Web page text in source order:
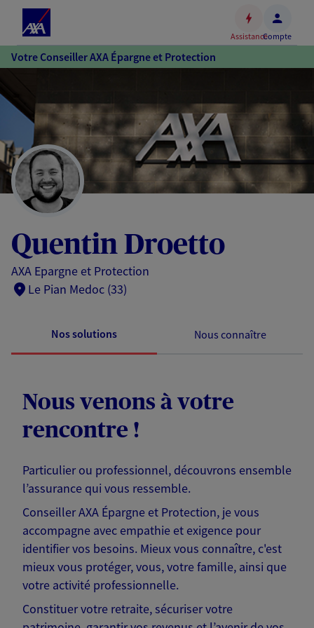
Accéder
au
Accéder
au
pied
de
page
AssistanceCompte
Votre Conseiller AXA Épargne et Protection
Quentin Droetto
AXA Epargne et Protection
Le Pian Medoc (33)
Nos solutions Nous connaître
Nous venons à votre
rencontre !
Particulier ou professionnel, découvrons ensemble
l’assurance qui vous ressemble.
Conseiller AXA Épargne et Protection, je vous
accompagne avec empathie et exigence pour
identifier vos besoins. Mieux vous connaître, c'est
mieux vous protéger, vous, votre famille, ainsi que
votre activité professionnelle.
Constituer votre retraite, sécuriser votre